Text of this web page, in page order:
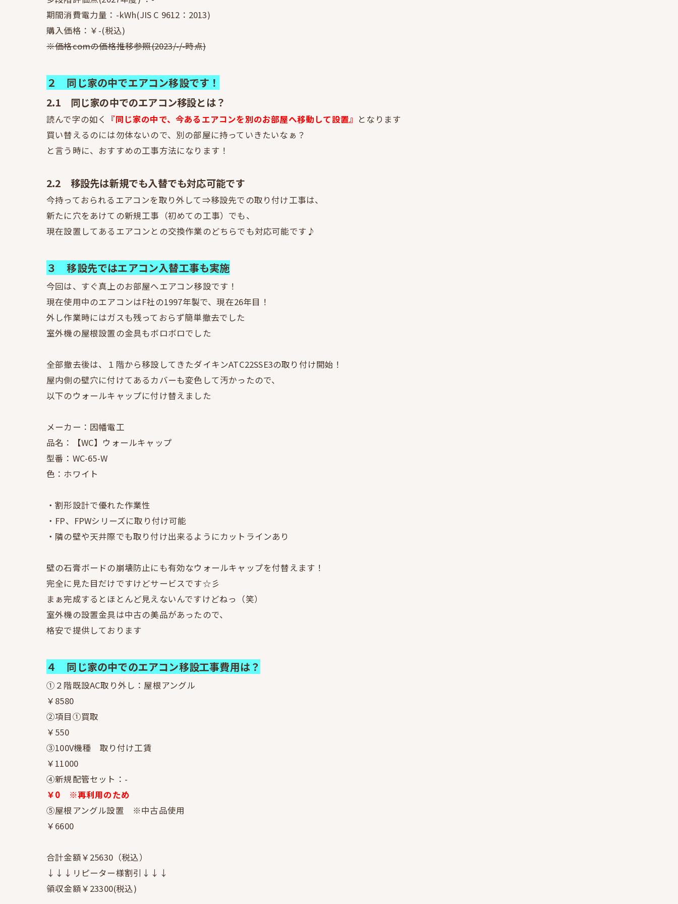
期間消費電力量：-kWh(JIS C 9612：2013)
購入価格：￥-(税込)
※価格comの価格推移参照(2023/-/-時点)
２ 同じ家の中でエアコン移設です！
2.1 同じ家の中でのエアコン移設とは？
読んで字の如く 『同じ家の中で、今あるエアコンを別のお部屋へ移動して設置』 となります
買い替えるのには勿体ないので、別の部屋に持っていきたいなぁ？
と言う時に、おすすめの工事方法になります！
2.2 移設先は新規でも入替でも対応可能です
今持っておられるエアコンを取り外して⇒移設先での取り付け工事は、
新たに穴をあけての新規工事（初めての工事）でも、
現在設置してあるエアコンとの交換作業のどちらでも対応可能です♪
３ 移設先ではエアコン入替工事も実施
今回は、すぐ真上のお部屋へエアコン移設です！
現在使用中のエアコンはF社の1997年製で、現在26年目！
外し作業時にはガスも残っておらず簡単撤去でした
室外機の屋根設置の金具もボロボロでした
全部撤去後は、１階から移設してきたダイキンATC22SSE3の取り付け開始！
屋内側の壁穴に付けてあるカバーも変色して汚かったので、
以下のウォールキャップに付け替えました
メーカー：因幡電工
品名：【WC】ウォールキャップ
型番：WC-65-W
色：ホワイト
・割形設計で優れた作業性
・FP、FPWシリーズに取り付け可能
・隣の壁や天井際でも取り付け出来るようにカットラインあり
壁の石膏ボードの崩壊防止にも有効なウォールキャップを付替えます！
完全に見た目だけですけどサービスです☆彡
まぁ完成するとほとんど見えないんですけどねっ（笑）
室外機の設置金具は中古の美品があったので、
格安で提供しております
４ 同じ家の中でのエアコン移設工事費用は？
①２階既設AC取り外し：屋根アングル
￥8580
②項目①買取
￥550
③100V機種 取り付け工賃
￥11000
④新規配管セット：-
￥0 ※再利用のため
⑤屋根アングル設置 ※中古品使用
￥6600
合計金額￥25630（税込）
↓↓↓リピーター様割引↓↓↓
領収金額￥23300(税込)